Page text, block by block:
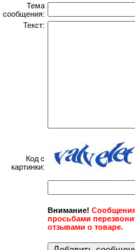
Тема
сообщения:
Текст:
Код с
картинки:
Внимание!
просьбами
отзывами о товаре.